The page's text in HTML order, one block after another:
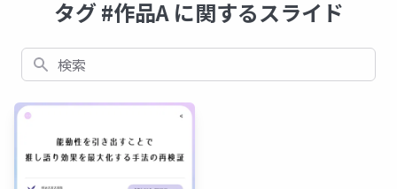
タグ #作品A に関するスライド
検索